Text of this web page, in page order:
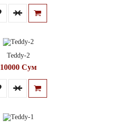
Teddy-2
10000 Сум